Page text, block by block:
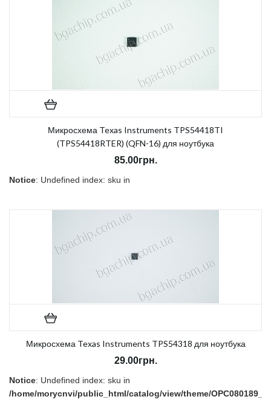
Микросхема Texas Instruments TPS54418TI
(TPS54418RTER) (QFN-16) для ноутбука
85.00грн.
Notice: Undefined index: sku in
Микросхема Texas Instruments TPS54318 для ноутбука
29.00грн.
Notice: Undefined index: sku in
/home/morycnvi/public_html/catalog/view/theme/